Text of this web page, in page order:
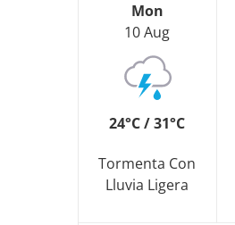
Mon
10 Aug
24°C / 31°C
Tormenta Con
Lluvia Ligera